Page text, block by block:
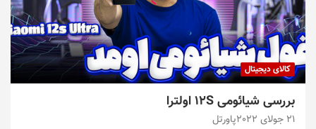
کالای دیجیتال
بررسی شیائومی 12S اولترا
21 جولای 2022 پاورتل